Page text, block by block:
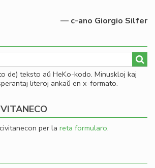
— c-ano Giorgio Silfer
de) teksto aŭ HeKo-kodo. Minuskloj kaj
literoj ankaŭ en x-formato.
per la reta formularo.